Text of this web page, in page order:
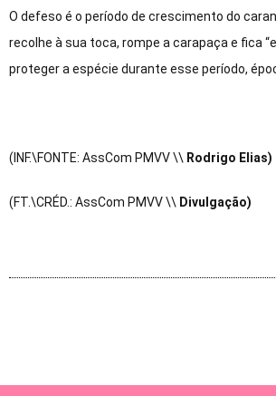
O defeso é o período de crescimento do
recolhe à sua toca, rompe a carapaça e fica
proteger a espécie durante esse período,
(INF.\FONTE: AssCom PMVV \\ Rodrigo Elias)
(FT.\CRÉD.: AssCom PMVV \\ Divulgação)